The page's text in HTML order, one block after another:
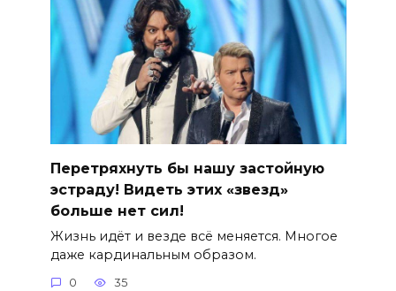
Перетряхнуть бы нашу застойную
эстраду! Видеть этих «звезд»
больше нет сил!
Жизнь идёт и везде всё меняется. Многое
даже кардинальным образом.
0 35